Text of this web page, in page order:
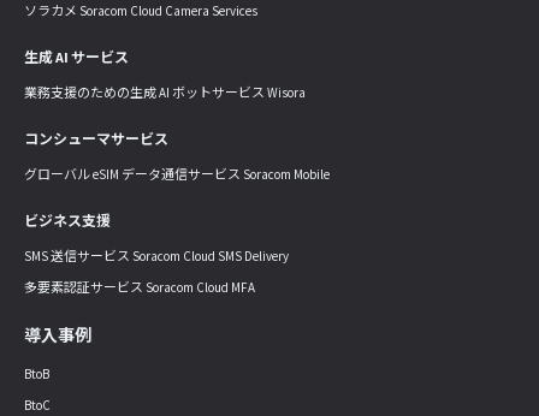
ソラカメ Soracom Cloud Camera Services
生成 AI サービス
業務支援のための生成 AI ボットサービス Wisora
コンシューマサービス
グローバル eSIM データ通信サービス Soracom Mobile
ビジネス支援
SMS 送信サービス Soracom Cloud SMS Delivery
多要素認証サービス Soracom Cloud MFA
導入事例
BtoB
BtoC